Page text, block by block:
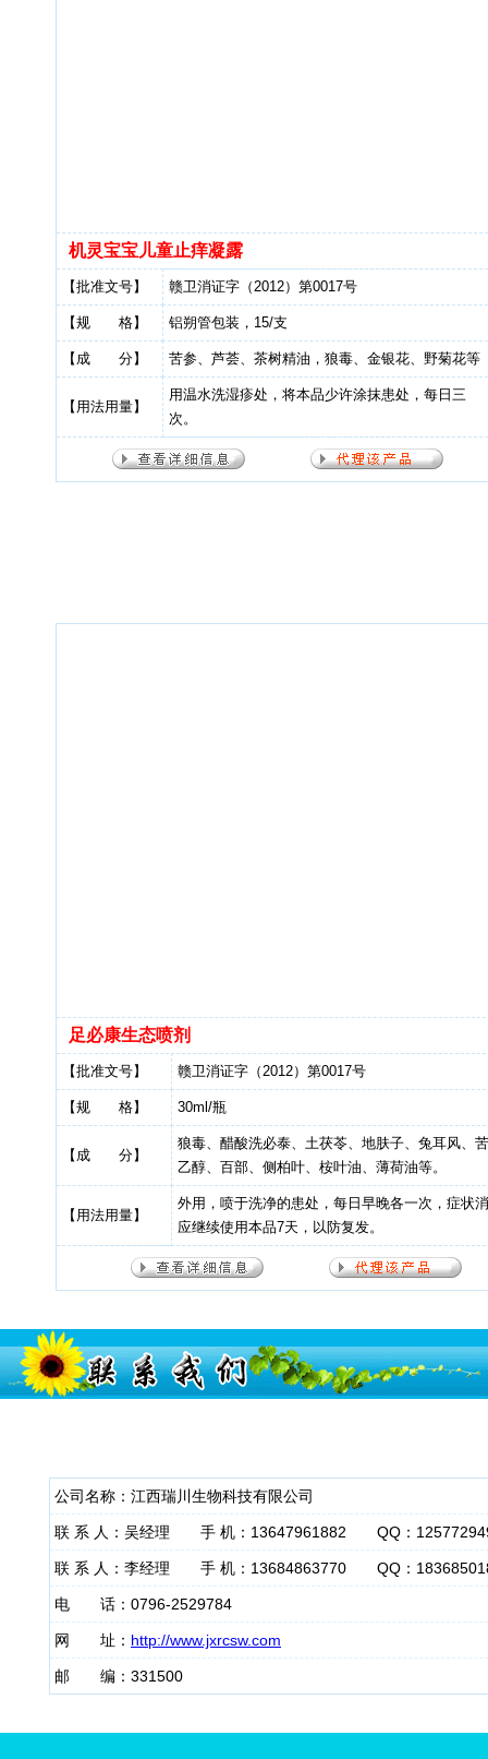
机灵宝宝儿童止痒凝露
【批准文号】 赣卫消证字（2012）第0017号
【规 格】 铝朔管包装，15/支
【成 分】 苦参、芦荟、茶树精油，狼毒、金银花、野菊花等
【用法用量】
用温水洗湿疹处，将本品少许涂抹患处，每日三
次。
足必康生态喷剂
【批准文号】 赣卫消证字（2012）第0017号
【规 格】 30ml/瓶
【成 分】
狼毒、醋酸洗必泰、土茯苓、地肤子、兔耳风、
乙醇、百部、侧柏叶、桉叶油、薄荷油等。
【用法用量】
外用，喷于洗净的患处，每日早晚各一次，症状
应继续使用本品7天，以防复发。
公司名称：江西瑞川生物科技有限公司
联 系 人：吴经理 手 机：13647961882 QQ：
联 系 人：李经理 手 机：13684863770 QQ：
电 话：0796-2529784
网 址： http://www.jxrcsw.com
邮 编：331500